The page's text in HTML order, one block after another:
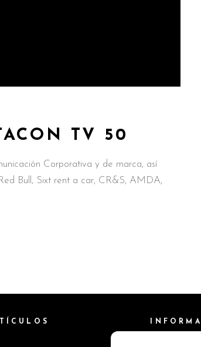
TV 50
Corporativa y de marca, así
Bull, Sixt rent a car, CR&S, AMDA,
Política de